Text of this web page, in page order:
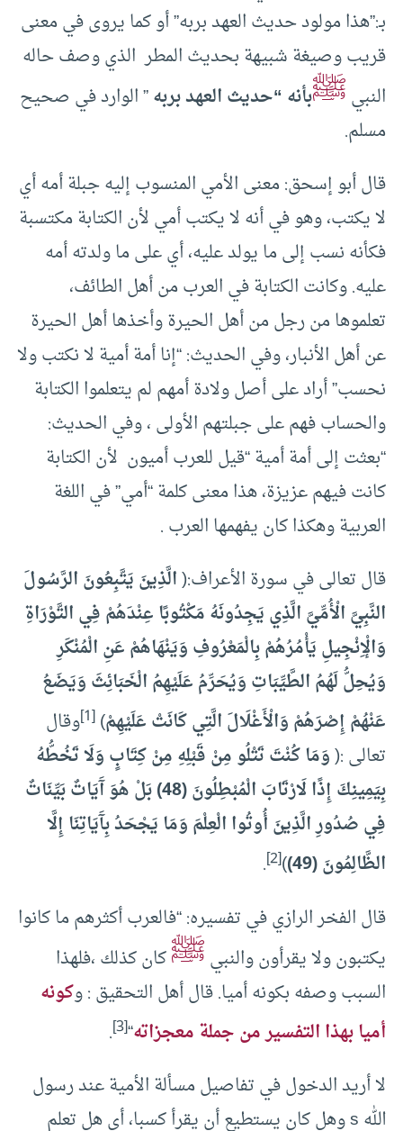
بـ:”هذا مولود حديث العهد بربه” أو كما يروى في معنى
قريب وصيغة شبيهة بحديث المطر الذي وصف حاله
النبيﷺبأنه “حديث العهد بربه” الوارد في صحيح
مسلم.
قال أبو إسحق: معنى الأمي المنسوب إليه جبلة أمه أي
لا يكتب، وهو في أنه لا يكتب أمي لأن الكتابة مكتسبة
فكأنه نسب إلى ما يولد عليه، أي على ما ولدته أمه
عليه. وكانت الكتابة في العرب من أهل الطائف،
تعلموها من رجل من أهل الحيرة وأخذها أهل الحيرة
عن أهل الأنبار، وفي الحديث: “إنا أمة أمية لا نكتب ولا
نحسب” أراد على أصل ولادة أمهم لم يتعلموا الكتابة
والحساب فهم على جبلتهم الأولى ، وفي الحديث:
“بعثت إلى أمة أمية “قيل للعرب أميون لأن الكتابة
كانت فيهم عزيزة، هذا معنى كلمة “أمي” في اللغة
العربية وهكذا كان يفهمها العرب .
قال تعالى في سورة الأعراف:(الَّذِينَ يَتَّبِعُونَ الرَّسُولَ
النَّبِيَّ الْأُمِّيَّ الَّذِي يَجِدُونَهُ مَكْتُوبًا عِنْدَهُمْ فِي التَّوْرَاةِ
وَالْإِنْجِيلِ يَأْمُرُهُمْ بِالْمَعْرُوفِ وَيَنْهَاهُمْ عَنِ الْمُنْكَرِ
وَيُحِلُّ لَهُمُ الطَّيِّبَاتِ وَيُحَرِّمُ عَلَيْهِمُ الْخَبَائِثَ وَيَضَعُ
عَنْهُمْ إِصْرَهُمْ وَالْأَغْلَالَ الَّتِي كَانَتْ عَلَيْهِمْ)
[1] وقال
تعالى :(وَمَا كُنْتَ تَتْلُو مِنْ قَبْلِهِ مِنْ كِتَابٍ وَلَا تَخُطُّهُ
بِيَمِينِكَ إِذًا لَارْتَابَ الْمُبْطِلُونَ (48) بَلْ هُوَ آَيَاتٌ بَيِّنَاتٌ
فِي صُدُورِ الَّذِينَ أُوتُوا الْعِلْمَ وَمَا يَجْحَدُ بِآَيَاتِنَا إِلَّا
الظَّالِمُونَ (49)
)
[2]
.
قال الفخر الرازي في تفسيره: “فالعرب أكثرهم ما كانوا
يكتبون ولا يقرأون والنبيﷺكان كذلك ،فلهذا
السبب وصفه بكونه أميا. قال أهل التحقيق : وكونه
أميا بهذا التفسير من جملة معجزاته“
[3]
.
لا أريد الدخول في تفاصيل مسألة الأمية عند رسول
الله s وهل كان يستطيع أن يقرأ كسبا، أي هل تعلم